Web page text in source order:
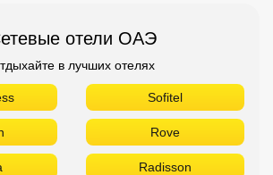
отели ОАЭ
в лучших отелях
Sofitel
Rove
Radisson